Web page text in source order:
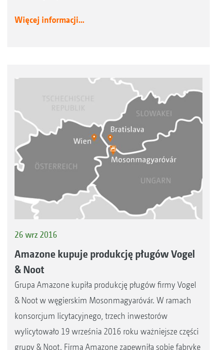
Więcej informacji...
26 wrz 2016
Amazone kupuje produkcję pługów Vogel
& Noot
Grupa Amazone kupiła produkcję pługów firmy Vogel
& Noot w węgierskim Mosonmagyaróvár. W ramach
konsorcjum licytacyjnego, trzech inwestorów
wylicytowało 19 września 2016 roku ważniejsze części
grupy & Noot. Firma Amazone zapewniła sobie fabrykę